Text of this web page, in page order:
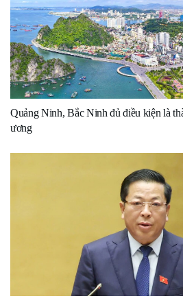
Quảng Ninh, Bắc Ninh đủ điều kiện là
ương